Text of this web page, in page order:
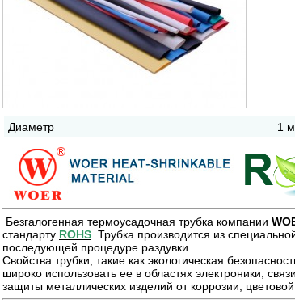
Диаметр 1
Безгалогенная термоусадочная трубка компании
стандарту ROHS . Трубка производится из
последующей процедуре раздувки.
Свойства трубки, такие как экологическая
широко использовать ее в областях электроники,
защиты металлических изделий от коррозии, цветовой